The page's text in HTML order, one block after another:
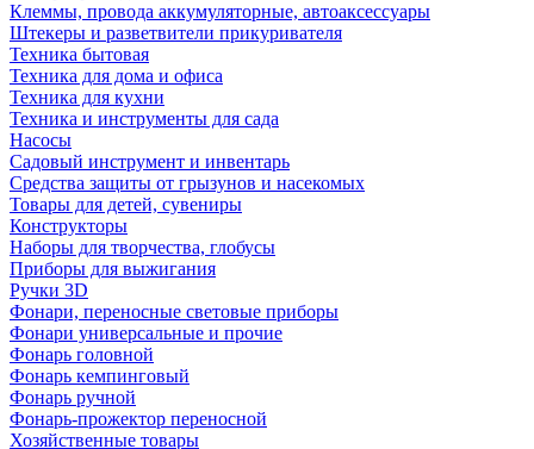
Клеммы, провода аккумуляторные, автоаксессуары
Штекеры и разветвители прикуривателя
Техника бытовая
Техника для дома и офиса
Техника для кухни
Техника и инструменты для сада
Насосы
Садовый инструмент и инвентарь
Средства защиты от грызунов и насекомых
Товары для детей, сувениры
Конструкторы
Наборы для творчества, глобусы
Приборы для выжигания
Ручки 3D
Фонари, переносные световые приборы
Фонари универсальные и прочие
Фонарь головной
Фонарь кемпинговый
Фонарь ручной
Фонарь-прожектор переносной
Хозяйственные товары